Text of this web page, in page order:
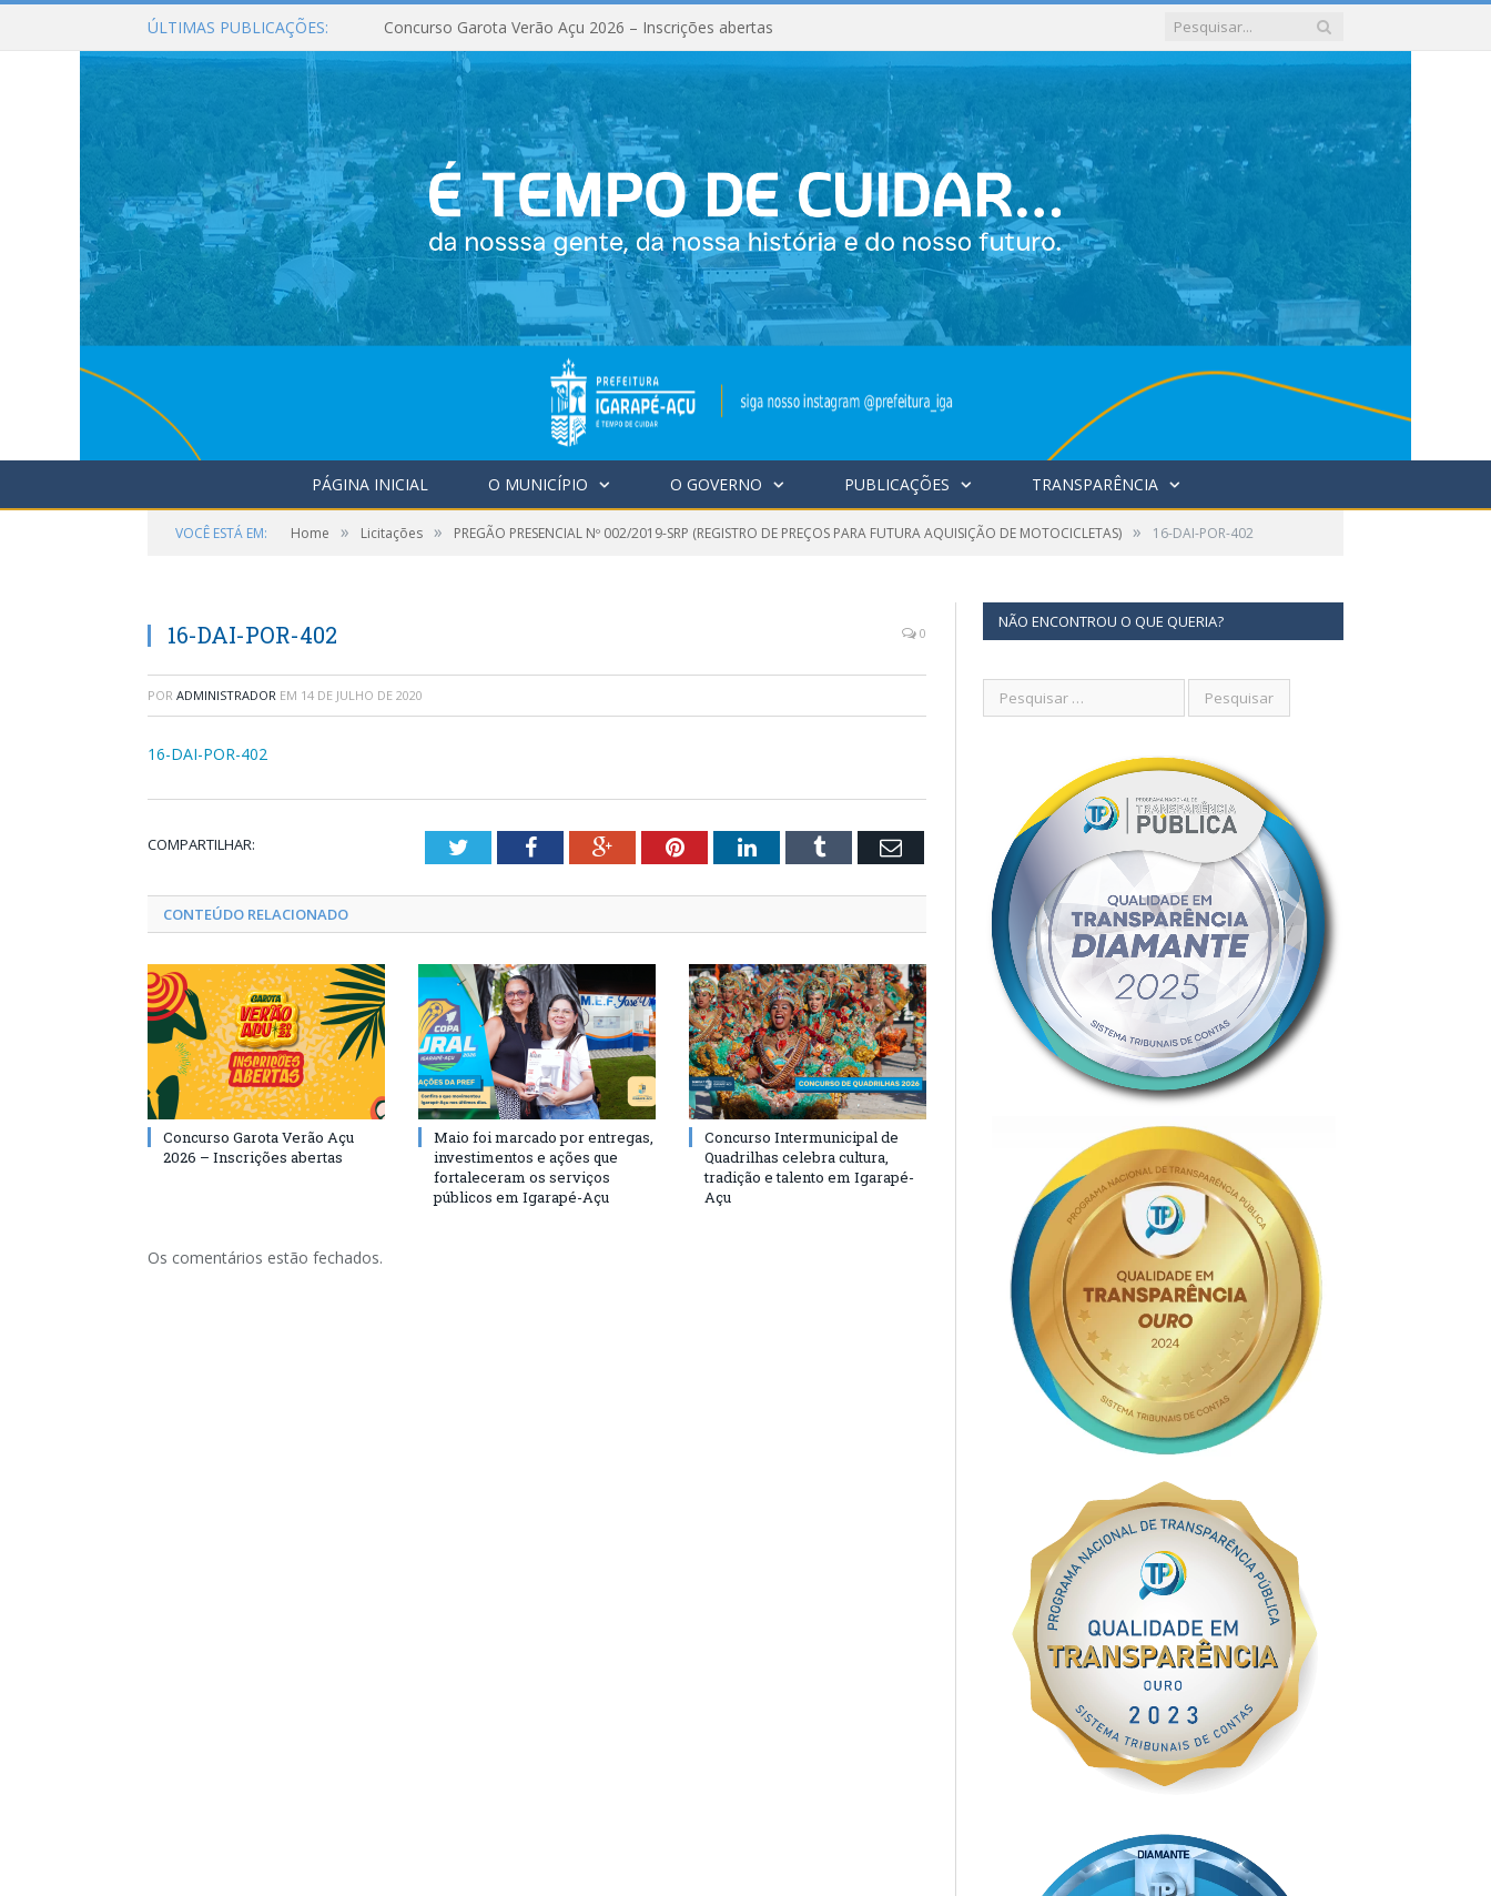
ÚLTIMAS PUBLICAÇÕES: Concurso Garota Verão Açu 2026 – Inscrições abertas
PÁGINA INICIAL O MUNICÍPIO O GOVERNO PUBLICAÇÕES TRANSPARÊNCIA
VOCÊ ESTÁ EM: Home » Licitações » PREGÃO PRESENCIAL Nº 002/2019-SRP (REGISTRO DE PREÇOS PARA FUTURA AQUISIÇÃO DE MOTOCICLETAS) » 16-DAI-POR-402
16-DAI-POR-402 0
POR ADMINISTRADOR EM 14 DE JULHO DE 2020
16-DAI-POR-402
COMPARTILHAR: TwitterFacebookGoogle+PinterestLinkedInTumblr Email
CONTEÚDO RELACIONADO
Concurso Garota Verão Açu
2026 – Inscrições abertas
Maio foi marcado por entregas,
investimentos e ações que
fortaleceram os serviços
públicos em Igarapé-Açu
Concurso Intermunicipal de
Quadrilhas celebra cultura,
tradição e talento em Igarapé-
Açu
Os comentários estão fechados.
NÃO ENCONTROU O QUE QUERIA?